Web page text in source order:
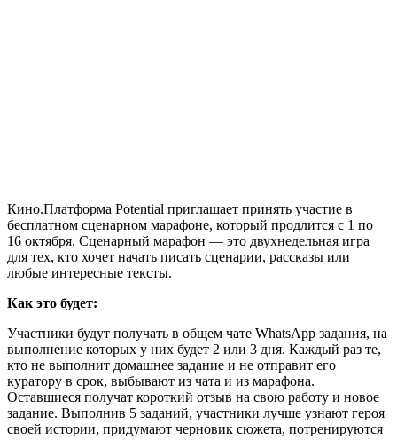
Кино.Платформа Potential приглашает принять участие в
бесплатном сценарном марафоне, который продлится с 1 по
16 октября. Сценарный марафон — это двухнедельная игра
для тех, кто хочет начать писать сценарии, рассказы или
любые интересные тексты.
Как это будет:
Участники будут получать в общем чате WhatsApp задания, на
выполнение которых у них будет 2 или 3 дня. Каждый раз те,
кто не выполнит домашнее задание и не отправит его
куратору в срок, выбывают из чата и из марафона.
Оставшиеся получат короткий отзыв на свою работу и новое
задание. Выполнив 5 заданий, участники лучше узнают героя
своей истории, придумают черновик сюжета, потренируются